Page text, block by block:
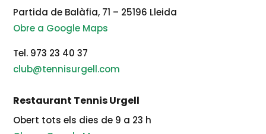
Partida de Balàfia, 71 – 25196 Lleida
Obre a Google Maps
Tel. 973 23 40 37
club@tennisurgell.com
Restaurant Tennis Urgell
Obert tots els dies de 9 a 23 h